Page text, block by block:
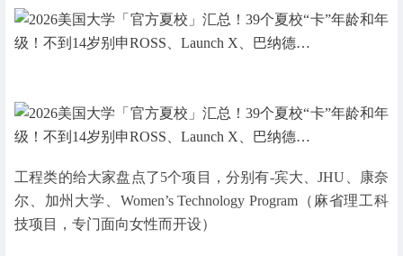
工程类的给大家盘点了5个项目，分别有-宾大、JHU、康奈
尔、加州大学、Women’s Technology Program（麻省理工科
技项目，专门面向女性而开设）